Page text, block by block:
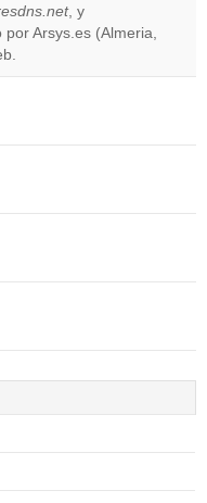
Do you
own this
OK
, y
por Arsys.es (Almeria,